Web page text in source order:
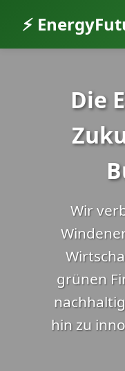
⚡
Die
Wir
grünen
hin zu